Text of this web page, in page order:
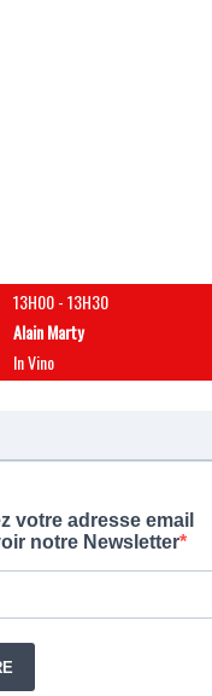
13H00-13H30
Alain Marty
In Vino